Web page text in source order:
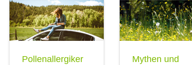
Pollenallergiker
Mythen und